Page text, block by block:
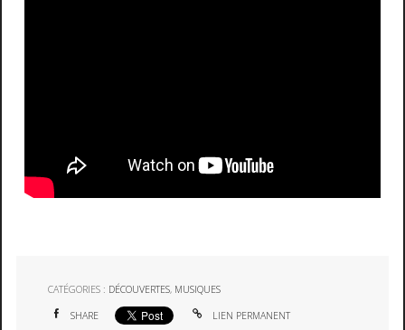
CATÉGORIES : DÉCOUVERTES, MUSIQUES
SHARE LIEN PERMANENT